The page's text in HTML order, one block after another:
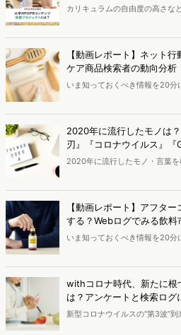
カリキュラムの自由度の高さな
を集める慶應義塾大学 湘南藤
コミュニケーションを研究する
と連携してPRコンテンツを制
際にはWeb行動ログデータも使
果検証まで実施されているとか
のでしょうか？ プロジェクト
【動画レポート】ネット
ケア商品検索者の動向分析
消費者調査
いま知っておくべき情報を20分
よるレポートです。業界調査
ログ分析によるマーケティング
ルタントが、簡潔に解説します
ますので、ご都合のいい時間に
テーマは「インターネット行動
検索者の動向分析～ヘアケア及
ユーザーを理解し、Web上で
2020年に流行したモノは
刃』『コロナウイルス』『
大賞の『3密』は？
2020年に流行したモノ・言葉
す。ヴァリューズでは、保有
析し毎週、急上昇している検索
は2020年1月～10月の週間検索
なワードに加え、2020年新語
振り返ります。
【動画レポート】アフタ
する？Webログでみる飲料
ク」への関心増加を調査
いま知っておくべき情報を20分
よるレポートです。業界調査
ログ分析によるマーケティング
ルタントが、簡潔に解説します
ますので、ご都合のいい時間
テーマは「アフターコロナの飲
宣言から半年。現在のWEBに
withコロナ時代、新たに根
は？アンケートと検索ログ
新型コロナウイルスの“第3波”
ては、冬の巣ごもりシーズン